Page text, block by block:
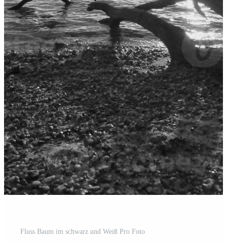
Fluss Baum im schwarz und Weiß Pro Foto